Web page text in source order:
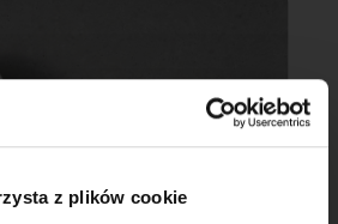
z plików cookie